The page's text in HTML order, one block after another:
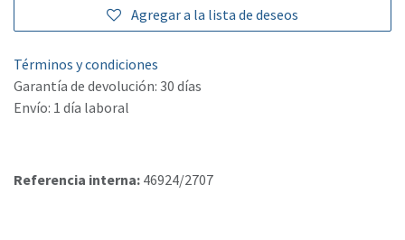
Agregar a la lista de deseos
Términos y condiciones
Garantía de devolución: 30 días
Envío: 1 día laboral
Referencia interna: 46924/2707